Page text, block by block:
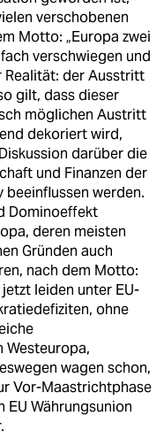
verschobenen
Motto: „Europa zwei
verschwiegen und
Realität: der Ausstritt
gilt, dass dieser
möglichen Austritt
dekoriert wird,
darüber die
und Finanzen der
beeinflussen werden.
Dominoeffekt
deren meisten
Gründen auch
nach dem Motto:
jetzt leiden unter EU-
ohne
Westeuropa,
wagen schon,
Vor-Maastrichtphase
EU Währungsunion